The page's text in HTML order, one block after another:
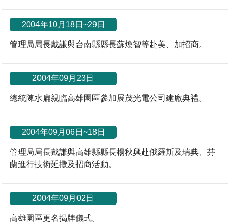
自行車道網
人文景觀地圖
南科創業工坊
企業社會責任
生態資產
勞資管理
營建管理
電子公文交換
場地借用
2004年10月18日~29日
管理局局長戴謙與台南縣縣長蘇煥智等赴美、加招商。
2004年09月23日
總統陳水扁親臨高雄園區參加展茂光電公司建廠典禮。
2004年09月06日~18日
管理局局長戴謙與高雄縣縣長楊秋興赴俄羅斯及瑞典、芬
蘭進行技術延攬及招商活動。
2004年09月02日
高雄園區更名揭牌儀式。